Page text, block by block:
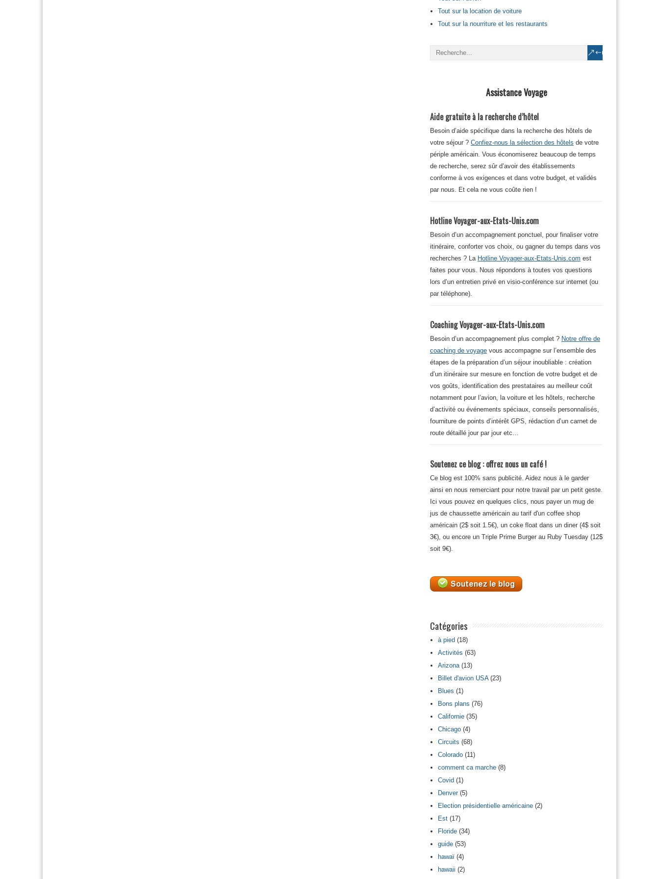
Tout sur la location de voiture
Tout sur la nourriture et les restaurants
Assistance Voyage
Aide gratuite à la recherche d’hôtel
Besoin d’aide spécifique dans la recherche des hôtels de
votre séjour ? Confiez-nous la sélection des hôtels de votre
périple américain. Vous économiserez beaucoup de temps
de recherche, serez sûr d’avoir des établissements
conforme à vos exigences et dans votre budget, et validés
par nous. Et cela ne vous coûte rien !
Hotline Voyager-aux-Etats-Unis.com
Besoin d’un accompagnement ponctuel, pour finaliser votre
itinéraire, conforter vos choix, ou gagner du temps dans vos
recherches ? La Hotline Voyager-aux-Etats-Unis.com est
faites pour vous. Nous répondons à toutes vos questions
lors d’un entretien privé en visio-conférence sur internet (ou
par téléphone).
Coaching Voyager-aux-Etats-Unis.com
Besoin d’un accompagnement plus complet ? Notre offre de
coaching de voyage vous accompagne sur l’ensemble des
étapes de la préparation d’un séjour inoubliable : création
d’un itinéraire sur mesure en fonction de votre budget et de
vos goûts, identification des prestataires au meilleur coût
notamment pour l’avion, la voiture et les hôtels, recherche
d’activité ou événements spéciaux, conseils personnalisés,
fourniture de points d’intérêt GPS, rédaction d’un carnet de
route détaillé jour par jour etc…
Soutenez ce blog : offrez nous un café !
Ce blog est 100% sans publicité. Aidez nous à le garder
ainsi en nous remerciant pour notre travail par un petit geste.
Ici vous pouvez en quelques clics, nous payer un mug de
jus de chaussette américain au tarif d'un coffee shop
américain (2$ soit 1.5€), un coke float dans un diner (4$ soit
3€), ou encore un Triple Prime Burger au Ruby Tuesday (12$
soit 9€).
Catégories
à pied (18)
Activités (63)
Arizona(13)
Billet d'avion USA(23)
Blues (1)
Bons plans (76)
Californie (35)
Chicago (4)
Circuits (68)
Colorado (11)
comment ca marche (8)
Covid (1)
Denver(5)
Election présidentielle américaine (2)
Est (17)
Floride (34)
guide (53)
hawaï (4)
hawaii (2)